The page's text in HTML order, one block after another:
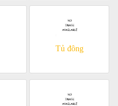
Tủ đông